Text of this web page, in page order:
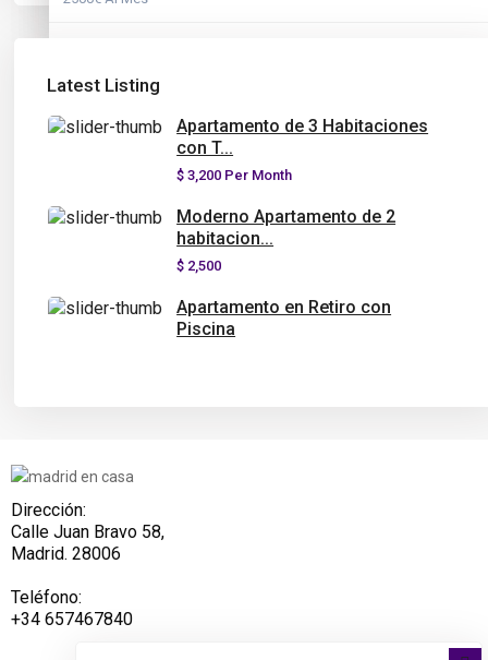
Disponible
Alquilado
Latest Listing
Apartamento de 3 Habitaciones
con T...
$ 3,200 Per Month
Moderno Apartamento de 2
habitacion...
$ 2,500
Apartamento en Retiro con
Piscina
Dirección:
Calle Juan Bravo 58,
Madrid. 28006
Teléfono:
+34 657467840